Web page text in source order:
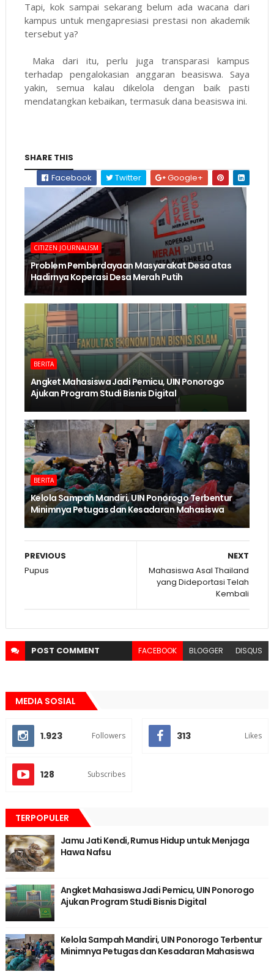
Tapi, kok sampai sekarang belum ada wacana dari
kampus untuk mengapresiasi prestasi non akademik
tersebut ya?
Maka dari itu, perlu juga transparasi kampus
terhadap pengalokasian anggaran beasiswa. Saya
yakin, semua kalau dikelola dengan baik pasti
mendatangkan kebaikan, termasuk dana beasiswa ini.
SHARE THIS
Facebook
Twitter Google+
CITIZEN JOURNALISM
Problem Pemberdayaan Masyarakat Desa atas
Hadirnya Koperasi Desa Merah Putih
BERITA
Angket Mahasiswa Jadi Pemicu, UIN Ponorogo
Ajukan Program Studi Bisnis Digital
BERITA
Kelola Sampah Mandiri, UIN Ponorogo Terbentur
Minimnya Petugas dan Kesadaran Mahasiswa
NEXT
Mahasiswa Asal Thailand
yang Dideportasi Telah
Kembali
PREVIOUS
Pupus
POST COMMENT FACEBOOK BLOGGER DISQUS
MEDIA SOSIAL
1.923 Followers 313 Likes
128 Subscribes
TERPOPULER
Jamu Jati Kendi, Rumus Hidup untuk Menjaga
Hawa Nafsu
Angket Mahasiswa Jadi Pemicu, UIN Ponorogo
Ajukan Program Studi Bisnis Digital
Kelola Sampah Mandiri, UIN Ponorogo Terbentur
Minimnya Petugas dan Kesadaran Mahasiswa